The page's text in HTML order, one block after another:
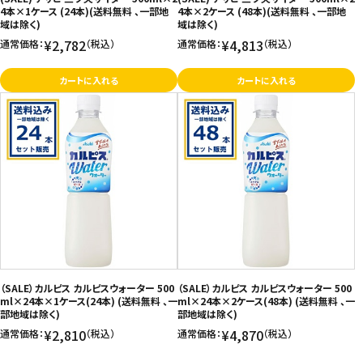
4本×1ケース (24本)(送料無料 、一部地
域は除く)
通常価格：¥2,782（税込）
カートに入れる
4本×2ケース (48本)(送料無料 、一部地
域は除く)
通常価格：¥4,813（税込）
カートに入れる
（SALE）カルピス カルピスウォーター 500
ml×24本×1ケース(24本) (送料無料 、一
部地域は除く)
通常価格：¥2,810（税込）
（SALE）カルピス カルピスウォーター 500
ml×24本×2ケース(48本) (送料無料 、一
部地域は除く)
通常価格：¥4,870（税込）